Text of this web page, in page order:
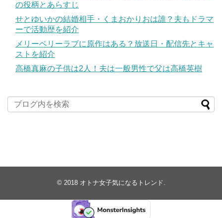
の役柄とあらすじ
せとゆいかの結婚相手・くまおかりおは誰？夫もドラマ
ーで活動歴を紹介
メリーベリーラブに原作はある？放送日・配信先とキャ
ストを紹介
高橋真麻の子供は2人！夫は一般男性で父は高橋英樹
© 2018 オトナ女子気になるトレンド.